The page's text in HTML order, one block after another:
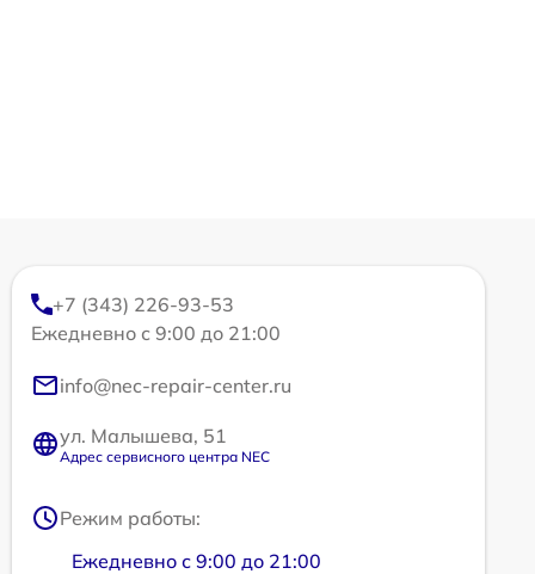
+7 (343) 226-93-53
Ежедневно с 9:00 до 21:00
info@nec-repair-center.ru
ул. Малышева, 51
Адрес сервисного центра NEC
Режим работы:
Ежедневно с 9:00 до 21:00